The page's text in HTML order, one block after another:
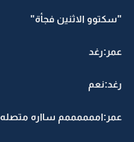
"سكتوو الاثنين فجأة"
عمر:رغد
رغد:نعم
عمر:اممممممم سااره متصله